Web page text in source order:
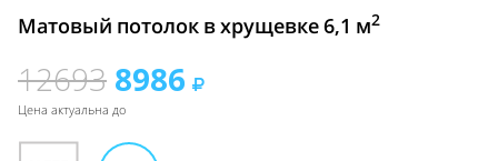
Матовый потолок в хрущевке 6,1 м2
12693 8986
Цена актуальна до